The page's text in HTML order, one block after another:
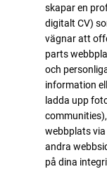
skapar en
digitalt CV)
vägnar att
parts
och
information
ladda upp
webbplats
andra
på dina